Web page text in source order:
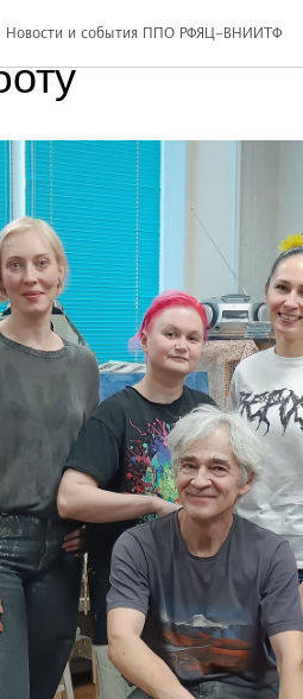
Новости и события ППО РФЯЦ-ВНИИТФ
«A la